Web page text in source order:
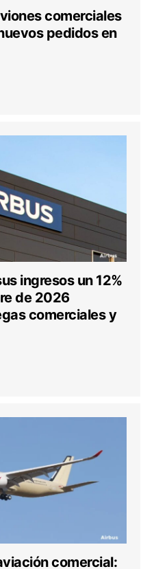
comerciales
pedidos en
ingresos un 12%
de 2026
comerciales y
comercial: